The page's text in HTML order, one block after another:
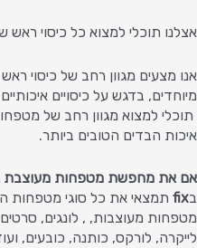
אצלנו תוכלי למצוא כל כיסוי
אנו מצעים מגוון רחב של כיסוי
מיוחדים, בדגש על כיסויים
תוכלי למצוא מגוון רחב של
איכות הבדים הטובים ביותר.
אם את מחפשת מטפחות מעוצבת
בfix תמצאי את כל סוגי מטפחות
מטפחות מעוצבות, , לונגים,
לייקרה, לורקס, כותנה, כובעים,